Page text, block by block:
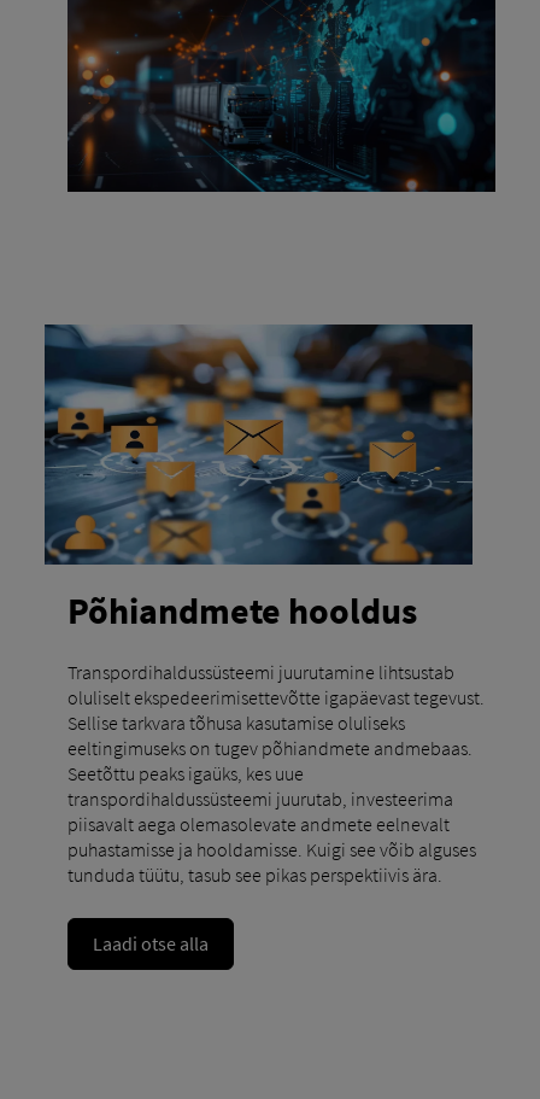
Põhiandmete hooldus
Transpordihaldussüsteemi juurutamine lihtsustab
oluliselt ekspedeerimisettevõtte igapäevast tegevust.
Sellise tarkvara tõhusa kasutamise oluliseks
eeltingimuseks on tugev põhiandmete andmebaas.
Seetõttu peaks igaüks, kes uue
transpordihaldussüsteemi juurutab, investeerima
piisavalt aega olemasolevate andmete eelnevalt
puhastamisse ja hooldamisse. Kuigi see võib alguses
tunduda tüütu, tasub see pikas perspektiivis ära.
Laadi otse alla